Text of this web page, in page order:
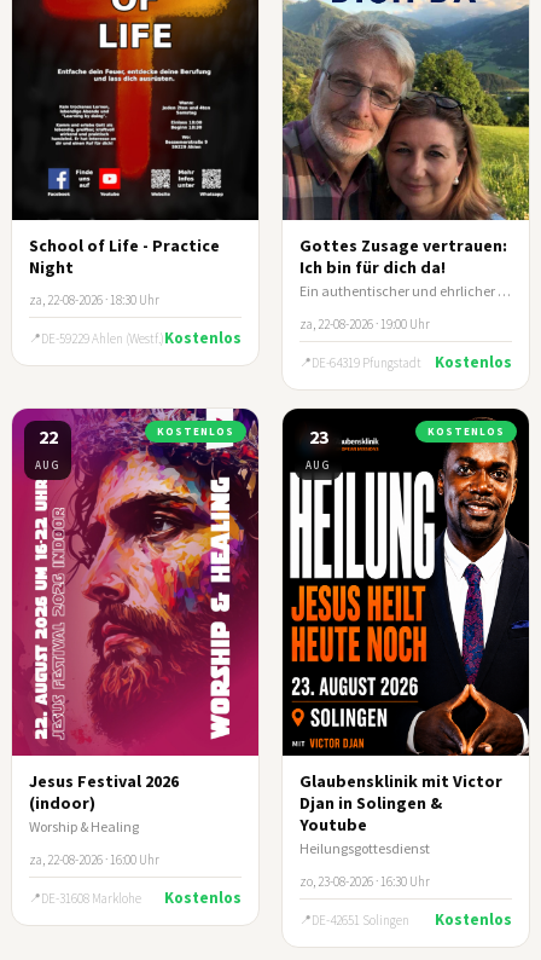
School of Life - Practice
Night
za, 22-08-2026 · 18:30 Uhr
DE-59229 Ahlen (Westf.)Kostenlos
Gottes Zusage vertrauen:
Ich bin für dich da!
Ein authentischer und ehrlicher Lebensbericht von Ehepaar Klein
za, 22-08-2026 · 19:00 Uhr
DE-64319 Pfungstadt Kostenlos
22
AUG
KOSTENLOS
Jesus Festival 2026
(indoor)
Worship & Healing
za, 22-08-2026 · 16:00 Uhr
DE-31608 Marklohe Kostenlos
23
AUG
KOSTENLOS
Glaubensklinik mit Victor
Djan in Solingen &
Youtube
Heilungsgottesdienst
zo, 23-08-2026 · 16:30 Uhr
DE-42651 Solingen Kostenlos